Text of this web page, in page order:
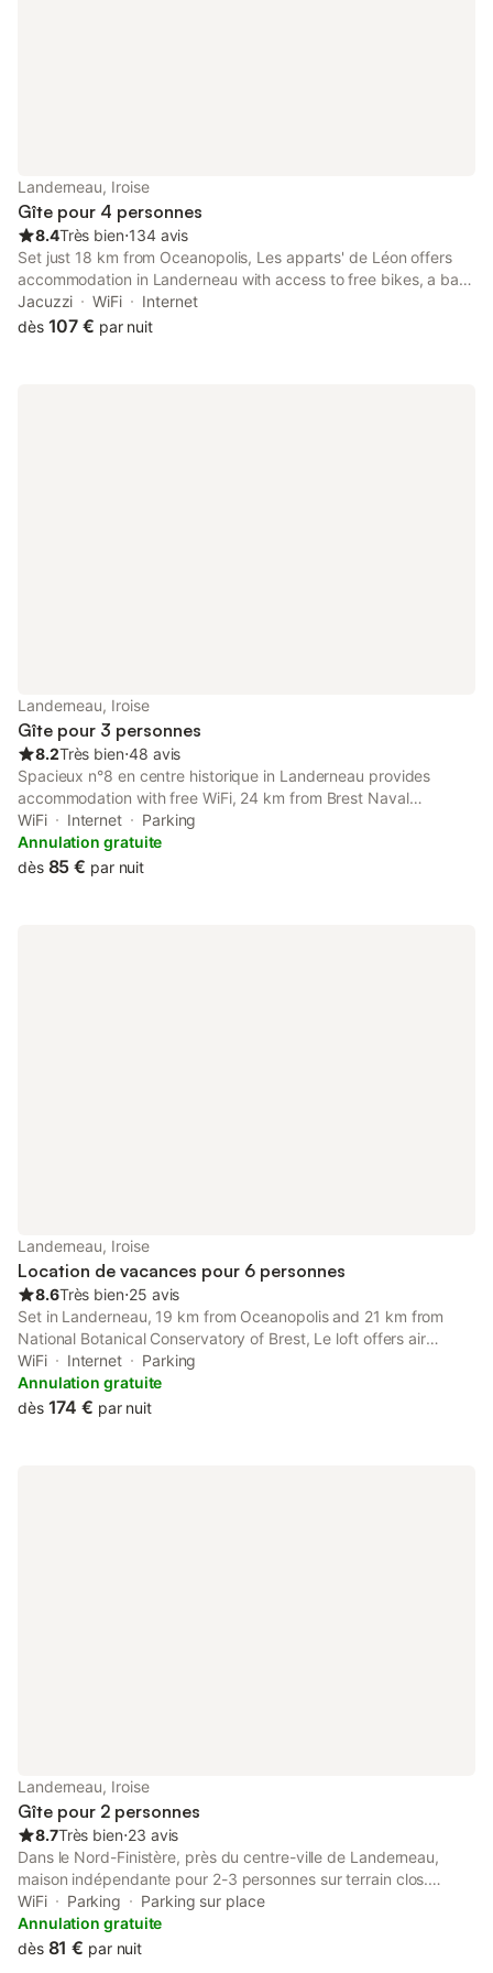
Landerneau, Iroise
Gîte pour 4 personnes
8.4Très bien⋅134 avis
Set just 18 km from Oceanopolis, Les apparts' de Léon offers
accommodation in Landerneau with access to free bikes, a bar,
as well as room service. The 3-star apartment has river views
and is 23 km from Brest Naval Museum.
Jacuzzi WiFi
Internet
dès 107 € par nuit
Landerneau, Iroise
Gîte pour 3 personnes
8.2Très bien⋅48 avis
Spacieux n°8 en centre historique in Landerneau provides
accommodation with free WiFi, 24 km from Brest Naval
Museum, 19 km from Oceanopolis and 21 km from National
Botanical Conservatory of Brest. The property is around 6.
WiFi Internet
Parking
Annulation gratuite
dès 85 € par nuit
Landerneau, Iroise
Location de vacances pour 6 personnes
8.6Très bien⋅25 avis
Set in Landerneau, 19 km from Oceanopolis and 21 km from
National Botanical Conservatory of Brest, Le loft offers air
conditioning. The property features inner courtyard views and is
24 km from Brest Castle and 6.5 km from Brest-Iroise Golf
Course.
WiFi Internet
Parking
Annulation gratuite
dès 174 € par nuit
Landerneau, Iroise
Gîte pour 2 personnes
8.7Très bien⋅23 avis
Dans le Nord-Finistère, près du centre-ville de Landerneau,
maison indépendante pour 2-3 personnes sur terrain clos.
Idéalement située pour rayonner entre la plage, les sites
culturels, les enclos paroissiaux. Tout comfort. Petite terrasse.
Mezzanine. Parking privé. A proximité des commerces et
WiFi Parking
Parking sur place
Annulation gratuite
dès 81 € par nuit